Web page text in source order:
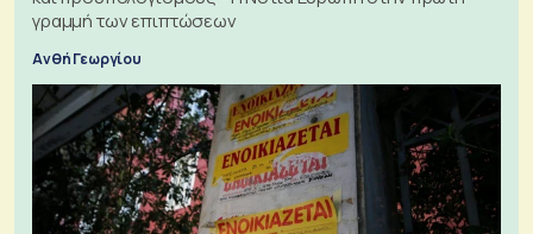
γραμμή των επιπτώσεων
Ανθή Γεωργίου